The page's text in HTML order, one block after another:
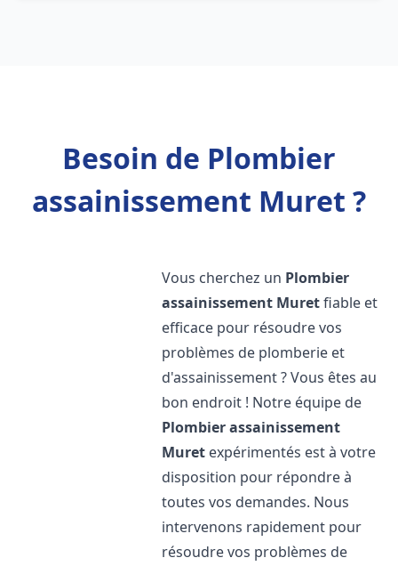
Besoin de Plombier
assainissement Muret ?
Vous cherchez un Plombier
assainissement Muretfiable et
efficace pour résoudre vos
problèmes de plomberie et
d'assainissement ? Vous êtes au
bon endroit ! Notre équipe de
Plombier assainissement
Muret expérimentés est à votre
disposition pour répondre à
toutes vos demandes. Nous
intervenons rapidement pour
résoudre vos problèmes de